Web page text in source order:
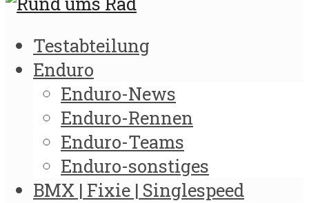
Testabteilung
Enduro
Enduro-News
Enduro-Rennen
Enduro-Teams
Enduro-sonstiges
BMX | Fixie | Singlespeed